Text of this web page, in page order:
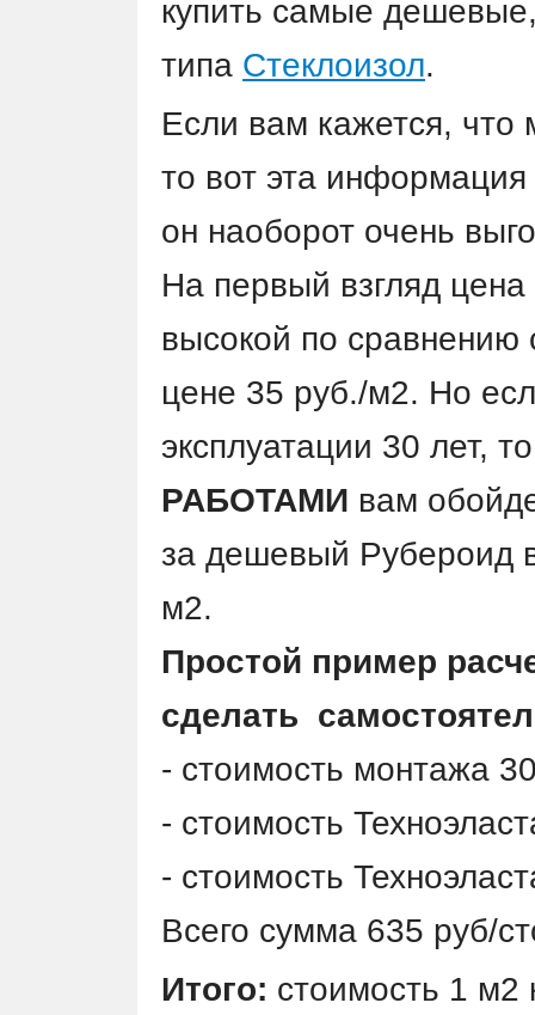
купить самые
типа Стеклоизол.
Если вам кажется, что
то вот эта
он наоборот очень
На первый взгляд
высокой по
цене 35 руб./м2. Но
эксплуатации 30 лет,
РАБОТАМИ вам
за дешевый Рубероид
м2.
Простой пример
сделать
- стоимость монтажа
- стоимость
- стоимость
Всего сумма 635 руб/
Итого: стоимость 1 м2